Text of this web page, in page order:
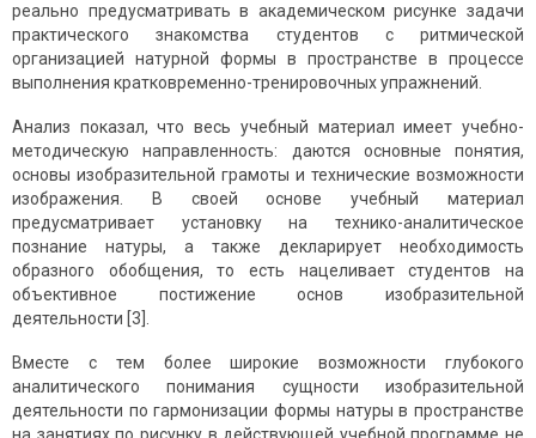
реально предусматривать в академическом рисунке задачи
практического знакомства студентов с ритмической
организацией натурной формы в пространстве в процессе
выполнения кратковременно-тренировочных упражнений.
Анализ показал, что весь учебный материал имеет учебно-
методическую направленность: даются основные понятия,
основы изобразительной грамоты и технические возможности
изображения. В своей основе учебный материал
предусматривает установку на технико-аналитическое
познание натуры, а также декларирует необходимость
образного обобщения, то есть нацеливает студентов на
объективное постижение основ изобразительной
деятельности [3].
Вместе с тем более широкие возможности глубокого
аналитического понимания сущности изобразительной
деятельности по гармонизации формы натуры в пространстве